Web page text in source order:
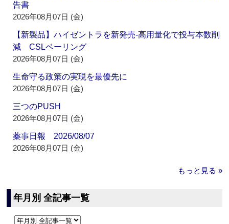
告書
2026年08月07日 (金)
【新製品】ハイゼントラを新発売‐高用量化で投与本数削
減 CSLベーリング
2026年08月07日 (金)
生命守る政策の実現を最優先に
2026年08月07日 (金)
三つのPUSH
2026年08月07日 (金)
薬事日報 2026/08/07
2026年08月07日 (金)
もっと見る »
年月別 全記事一覧